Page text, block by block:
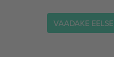
VAADAKE